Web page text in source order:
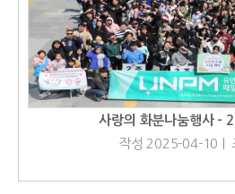
사랑의 화분나눔행사 -
작성 2025-04-10 |